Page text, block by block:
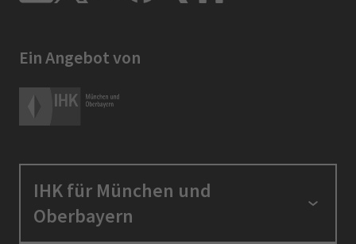
Ein Angebot von
IHK für München und
Oberbayern